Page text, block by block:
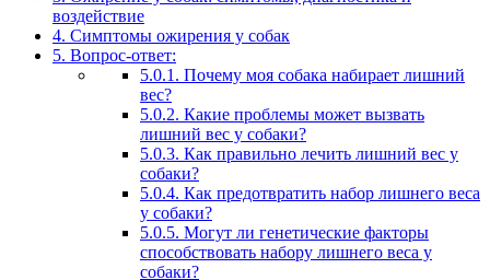
воздействие
4. Симптомы ожирения у собак
5. Вопрос-ответ:
5.0.1. Почему моя собака набирает лишний
вес?
5.0.2. Какие проблемы может вызвать
лишний вес у собаки?
5.0.3. Как правильно лечить лишний вес у
собаки?
5.0.4. Как предотвратить набор лишнего веса
у собаки?
5.0.5. Могут ли генетические факторы
способствовать набору лишнего веса у
собаки?